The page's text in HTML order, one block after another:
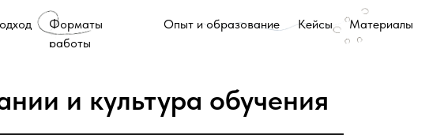
Форматы
работы
Опыт и образование Кейсы Материалы
и культура обучения